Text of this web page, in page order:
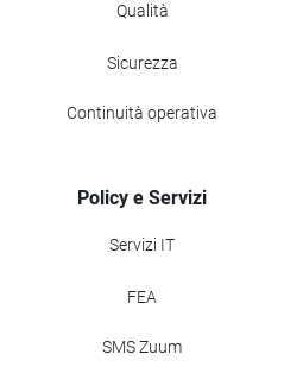
Qualità
Sicurezza
Continuità operativa
Policy e Servizi
Servizi IT
FEA
SMS Zuum